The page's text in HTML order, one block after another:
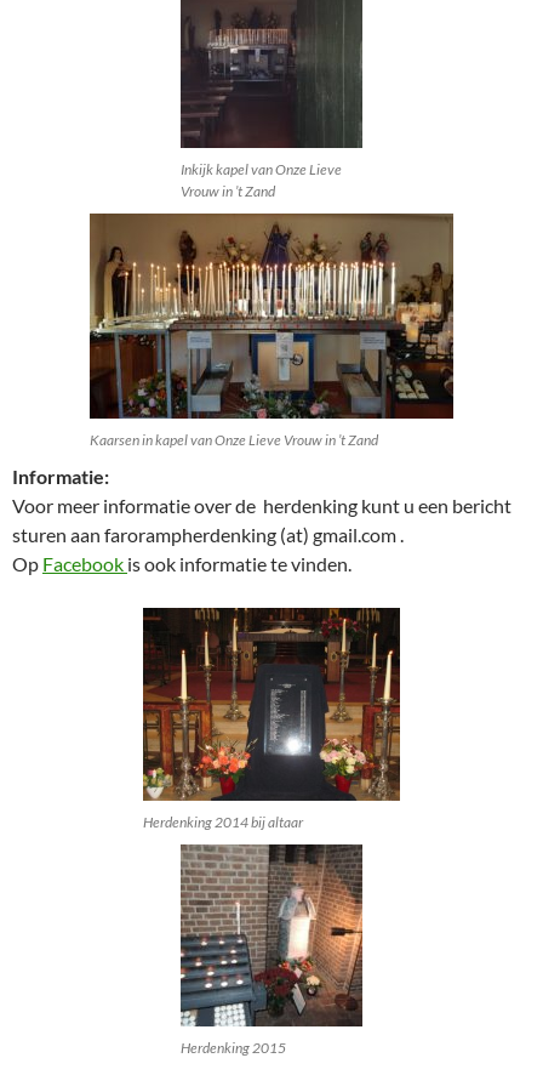
Inkijk kapel van Onze Lieve
Vrouw in ’t Zand
Kaarsen in kapel van Onze Lieve Vrouw in ’t Zand
Informatie:
Voor meer informatie over de herdenking kunt u een bericht
sturen aan farorampherdenking (at) gmail.com .
Op Facebook is ook informatie te vinden.
Herdenking 2014 bij altaar
Herdenking 2015